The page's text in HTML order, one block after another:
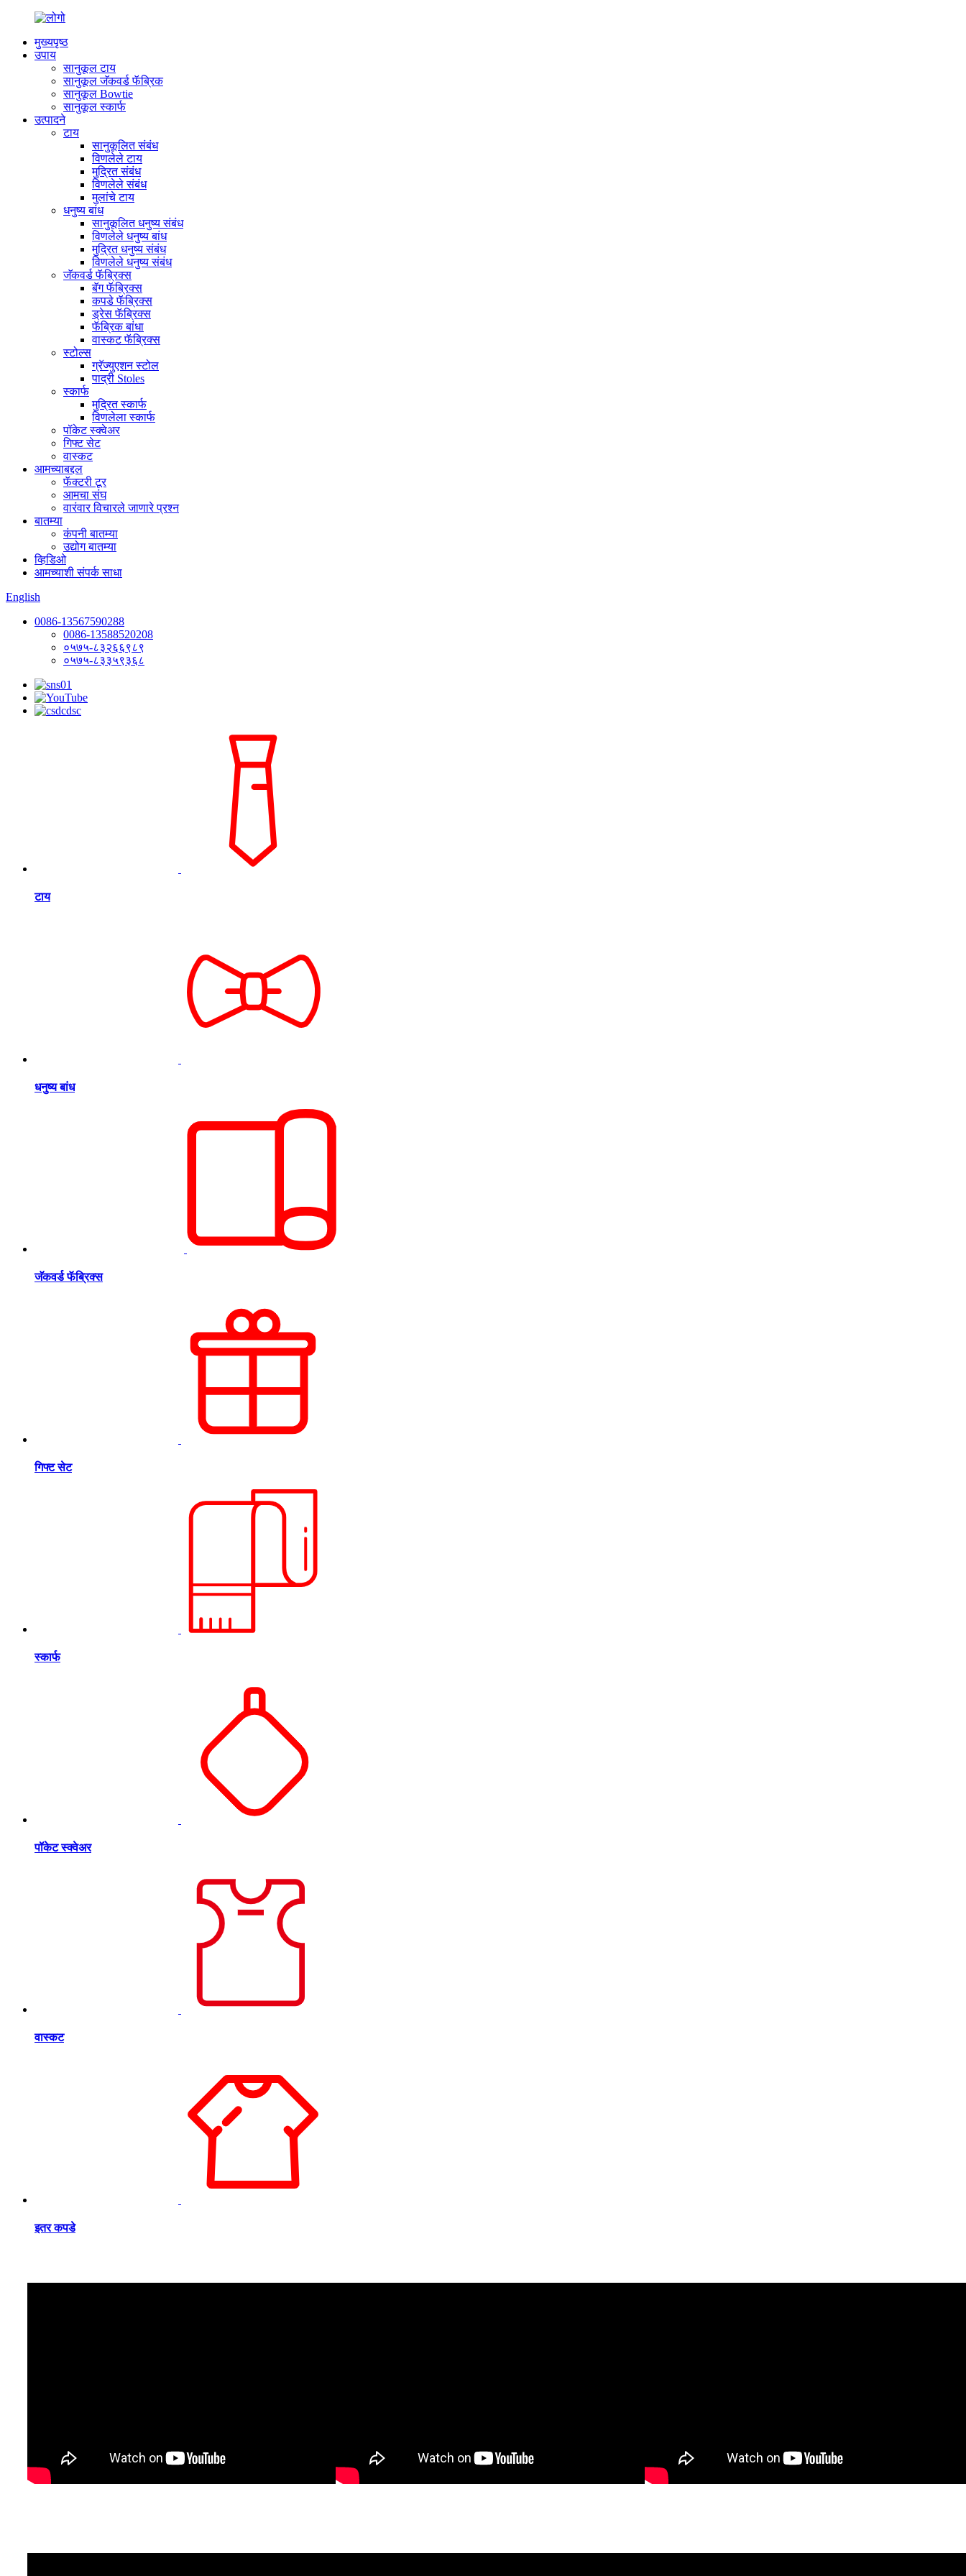
मुख्यपृष्ठ
उपाय
सानुकूल टाय
सानुकूल जॅकवर्ड फॅब्रिक
सानुकूल Bowtie
सानुकूल स्कार्फ
उत्पादने
टाय
सानुकूलित संबंध
विणलेले टाय
मुद्रित संबंध
विणलेले संबंध
मुलांचे टाय
धनुष्य बांध
सानुकूलित धनुष्य संबंध
विणलेले धनुष्य बांध
मुद्रित धनुष्य संबंध
विणलेले धनुष्य संबंध
जॅकवर्ड फॅब्रिक्स
बॅग फॅब्रिक्स
कपडे फॅब्रिक्स
ड्रेस फॅब्रिक्स
फॅब्रिक बांधा
वास्कट फॅब्रिक्स
स्टोल्स
ग्रॅज्युएशन स्टोल
पाद्री Stoles
स्कार्फ
मुद्रित स्कार्फ
विणलेला स्कार्फ
पॉकेट स्क्वेअर
गिफ्ट सेट
वास्कट
आमच्याबद्दल
फॅक्टरी टूर
आमचा संघ
वारंवार विचारले जाणारे प्रश्न
बातम्या
कंपनी बातम्या
उद्योग बातम्या
व्हिडिओ
आमच्याशी संपर्क साधा
English
0086-13567590288
0086-13588520208
०५७५-८३२६६९८९
०५७५-८३३५९३६८
टाय
धनुष्य बांध
जॅकवर्ड फॅब्रिक्स
गिफ्ट सेट
स्कार्फ
पॉकेट स्क्वेअर
वास्कट
इतर कपडे